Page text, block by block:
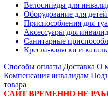
Велосипеды для
Оборудование для
Приспособления для
Аксессуары для
Санитарные
Кресла-коляски и
Способы оплаты Доставка О
Компенсация инвалидам
товара
САЙТ ВРЕМЕННО НЕ